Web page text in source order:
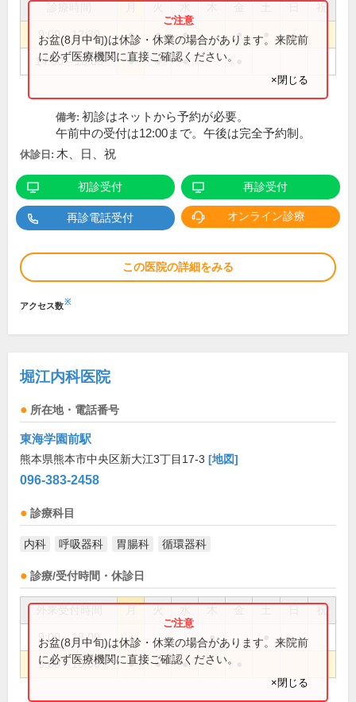
祝
9:00～12:30 ● ● ● ●
14:00～18:00 ● ● ●
お盆(8月中旬)は休診・休業の場合があります。来院前
に必ず医療機関に直接ご確認ください。
×閉じる
備考: 初診はネットから予約が必要。
午前中の受付は12:00まで。午後は完全予約制。
休診日: 木、日、祝
初診受付 再診受付
再診電話受付 オンライン診療
この医院の詳細をみる
アクセス数※
堀江内科医院
所在地・電話番号
東海学園前駅
熊本県熊本市中央区新大江3丁目17-3 [地図]
096-383-2458
診療科目
内科 呼吸器科 胃腸科 循環器科
診療/受付時間・休診日
祝
9:00～13:00 ●
9:00～18:00 ● ● ●
お盆(8月中旬)は休診・休業の場合があります。来院前
に必ず医療機関に直接ご確認ください。
×閉じる